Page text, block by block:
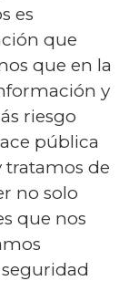
es
que
que en la
y
riesgo
pública
tratamos de
no solo
que nos